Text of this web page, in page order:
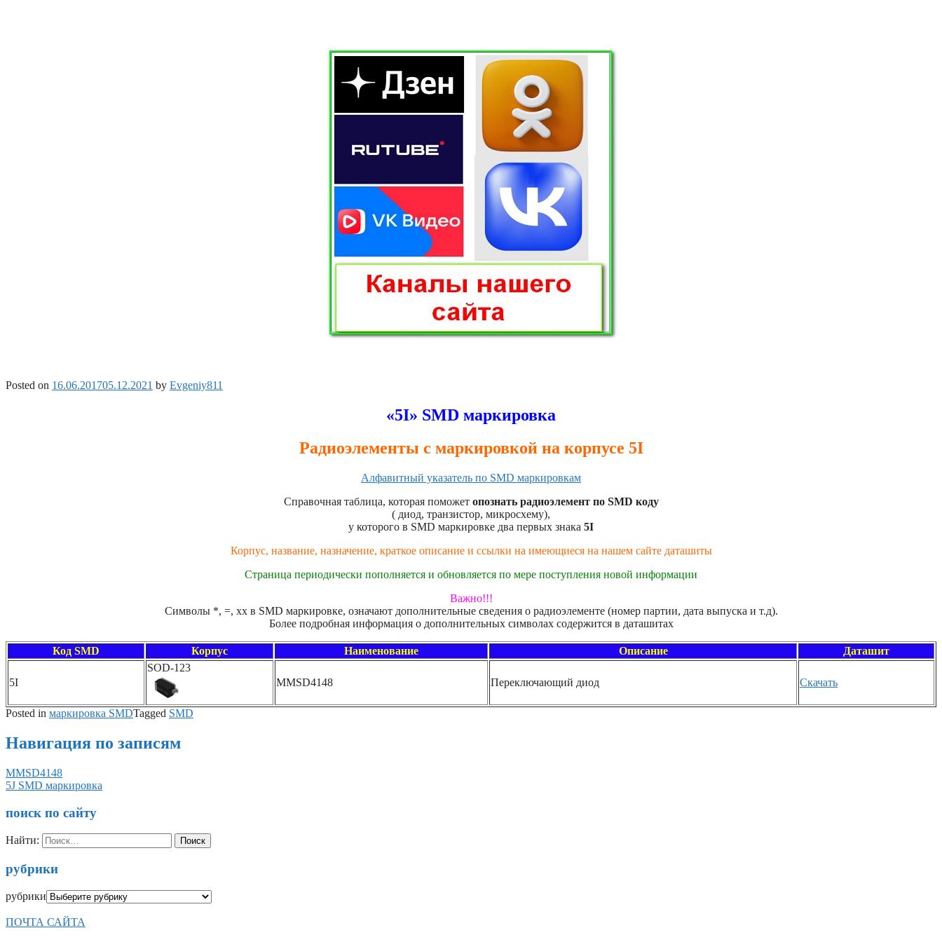
Posted on 16.06.201705.12.2021 by Evgeniy811
«5I» SMD маркировка
Радиоэлементы с маркировкой на корпусе 5I
Алфавитный указатель по SMD маркировкам
Справочная таблица, которая поможет опознать радиоэлемент по SMD коду
( диод, транзистор, микросхему),
у которого в SMD маркировке два первых знака 5I
Корпус, название, назначение, краткое описание и ссылки на имеющиеся на нашем сайте даташиты
Страница периодически пополняется и обновляется по мере поступления новой информации
Важно!!!
Символы *, =, xx в SMD маркировке, означают дополнительные сведения о радиоэлементе (номер партии, дата выпуска и т.д).
Более подробная информация о дополнительных символах содержится в даташитах
Код SMD Корпус Наименование Описание Даташит
5I
SOD-123
MMSD4148
Переключающий диод Скачать
Posted in маркировка SMDTagged SMD
Навигация по записям
MMSD4148
5J SMD маркировка
поиск по сайту
Найти:
рубрики
рубрики
ПОЧТА САЙТА